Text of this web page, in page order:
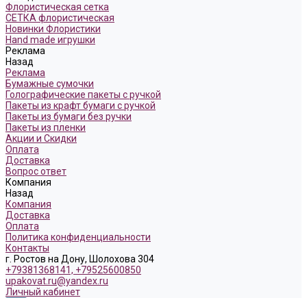
Флористическая сетка
СЕТКА флористическая
Новинки Флористики
Hand made игрушки
Реклама
Назад
Реклама
Бумажные сумочки
Голографические пакеты с ручкой
Пакеты из крафт бумаги с ручкой
Пакеты из бумаги без ручки
Пакеты из пленки
Акции и Скидки
Оплата
Доставка
Вопрос ответ
Компания
Назад
Компания
Доставка
Оплата
Политика конфиденциальности
Контакты
г. Ростов на Дону, Шолохова 304
+79381368141, +79525600850
upakovat.ru@yandex.ru
Личный кабинет